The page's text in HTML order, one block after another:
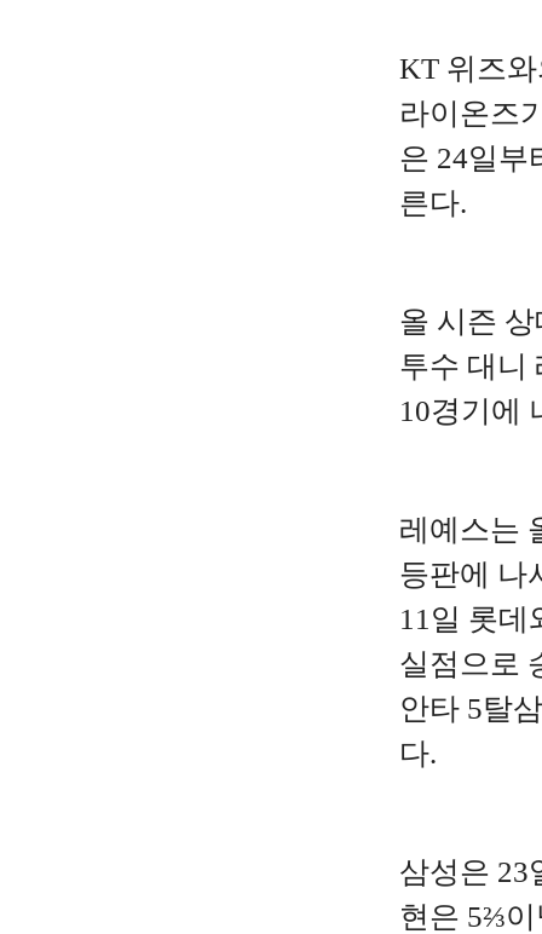
KT 위즈
라이온즈
은 24일부
른다.
올 시즌
투수 대니
10경기에
레예스는
등판에 나
11일 롯데
실점으로
안타 5탈
다.
삼성은 23
현은 5⅔이